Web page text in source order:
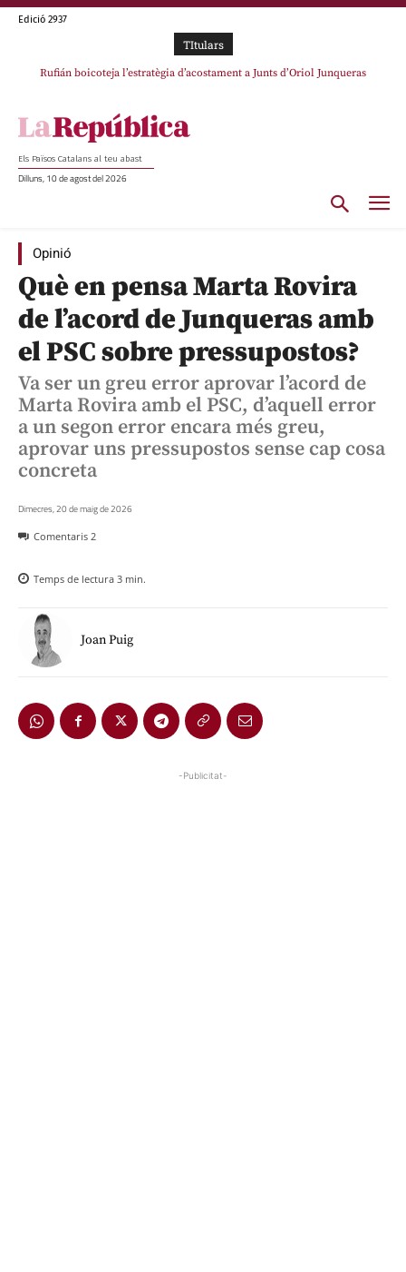
Edició 2937
TItulars
Rufián boicoteja l’estratègia d’acostament a Junts d’Oriol Junqueras
Rufián dinamita la unitat independentista amb un atac frontal al retorn de
Els Països Catalans al teu abast
Dilluns, 10 de agost del 2026
Opinió
Què en pensa Marta Rovira
de l’acord de Junqueras amb
el PSC sobre pressupostos?
Va ser un greu error aprovar l’acord de
Marta Rovira amb el PSC, d’aquell error
a un segon error encara més greu,
aprovar uns pressupostos sense cap cosa
concreta
Dimecres, 20 de maig de 2026
Comentaris 2
Temps de lectura 3 min.
Joan Puig
-Publicitat-